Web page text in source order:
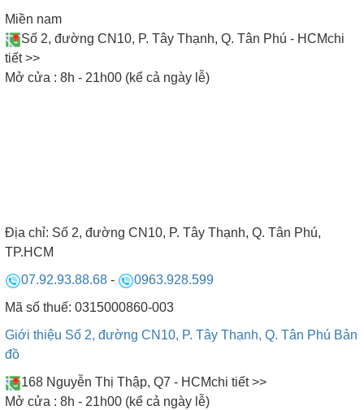
ĐỘI NGŨ NHÂN VIÊN BẾP NAM ANH
Miền nam
Số 2, đường CN10, P. Tây Thạnh, Q. Tân Phú - HCMchi
tiết >>
Mở cửa : 8h - 21h00 (kể cả ngày lễ)
Địa chỉ: Số 2, đường CN10, P. Tây Thạnh, Q. Tân Phú,
TP.HCM
07.92.93.88.68 -
0963.928.599
Mã số thuế: 0315000860-003
Giới thiệu Số 2, đường CN10, P. Tây Thạnh, Q. Tân Phú Bản
đồ
168 Nguyễn Thị Thập, Q7 - HCMchi tiết >>
Mở cửa : 8h - 21h00 (kể cả ngày lễ)